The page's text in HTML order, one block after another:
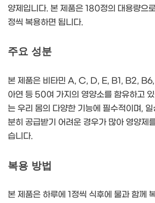
양제입니다. 본 제품은 180정의 대용량으
정씩 복용하면 됩니다.
주요 성분
본 제품은 비타민 A, C, D, E, B1, B2,
아연 등 50여 가지의 영양소를 함유하고
는 우리 몸의 다양한 기능에 필수적이며,
분히 공급받기 어려운 경우가 많아 영양제
습니다.
복용 방법
본 제품은 하루에 1정씩 식후에 물과 함께